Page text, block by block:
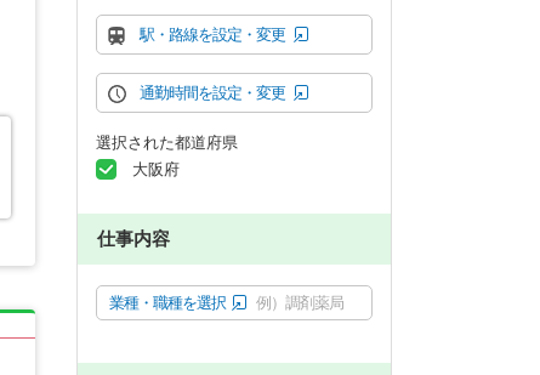
駅・路線を設定・変更
通勤時間を設定・変更
選択された都道府県
大阪府
仕事内容
業種・職種を選択 例）調剤薬局